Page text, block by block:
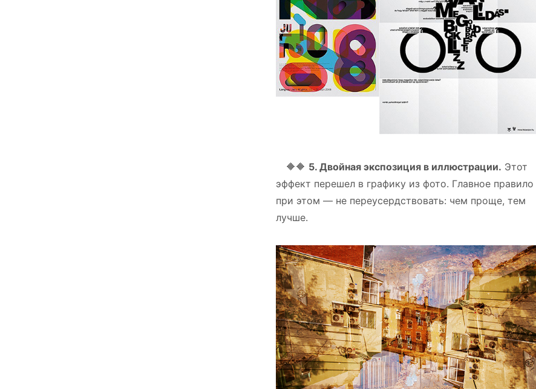
⠀ 🔶🔶 5. Двойная экспозиция в иллюстрации. Этот
эффект перешел в графику из фото. Главное правило
при этом — не переусердствовать: чем проще, тем
лучше.